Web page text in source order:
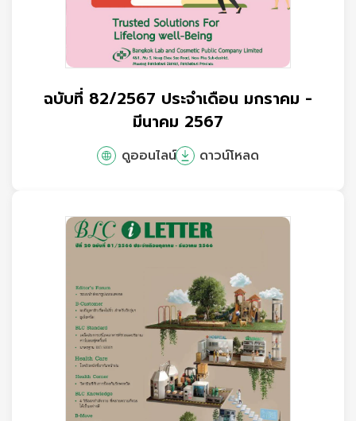
ฉบับที่ 82/2567 ประจำเดือน มกราคม -
มีนาคม 2567
ดูออนไลน์ ดาวน์โหลด